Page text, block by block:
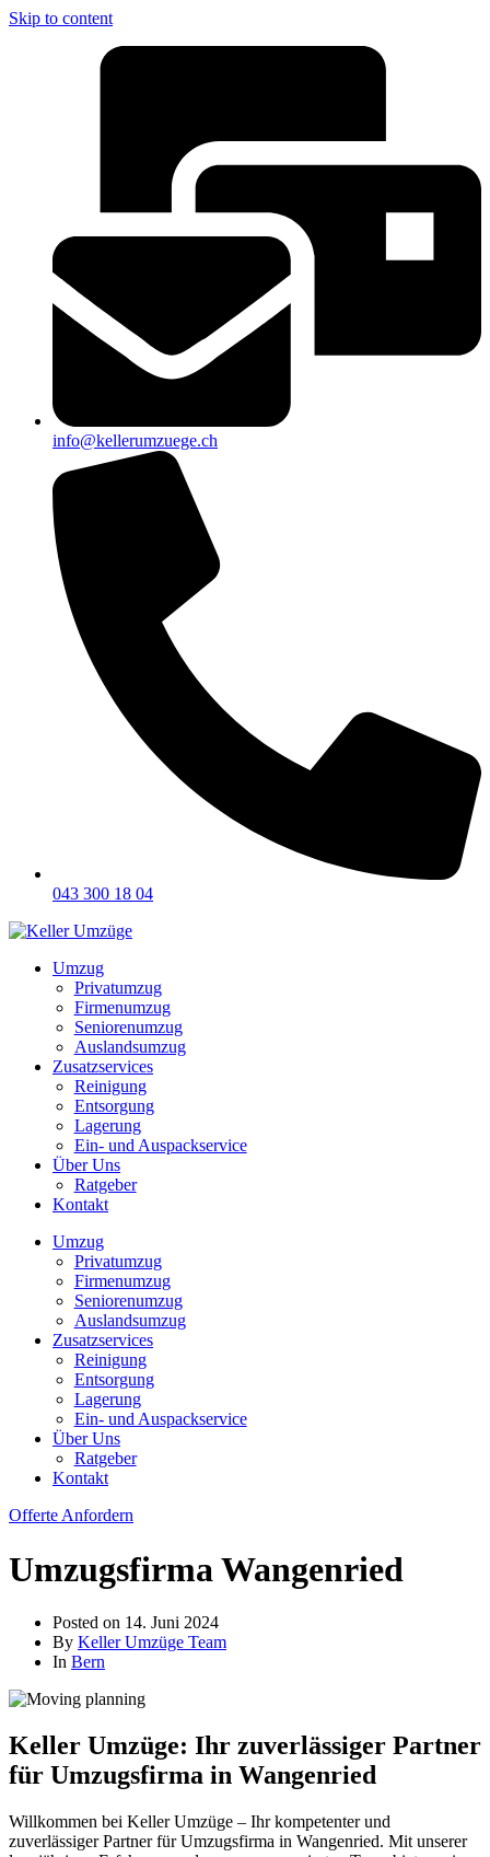
Skip to content
info@kellerumzuege.ch
043 300 18 04
Umzug
Privatumzug
Firmenumzug
Seniorenumzug
Auslandsumzug
Zusatzservices
Reinigung
Entsorgung
Lagerung
Ein- und Auspackservice
Über Uns
Ratgeber
Kontakt
Umzug
Privatumzug
Firmenumzug
Seniorenumzug
Auslandsumzug
Zusatzservices
Reinigung
Entsorgung
Lagerung
Ein- und Auspackservice
Über Uns
Ratgeber
Kontakt
Offerte Anfordern
Umzugsfirma Wangenried
Posted on 14. Juni 2024
By Keller Umzüge Team
In Bern
Keller Umzüge: Ihr zuverlässiger Partner
für Umzugsfirma in Wangenried
Willkommen bei Keller Umzüge – Ihr kompetenter und
zuverlässiger Partner für Umzugsfirma in Wangenried. Mit unserer